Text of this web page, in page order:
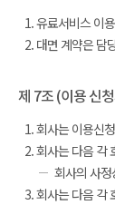
유료서비스 이
대면 계약은 담
제 7조 (이용 신
회사는 이용신
회사는 다음 각
회사의 사
회사는 다음 각